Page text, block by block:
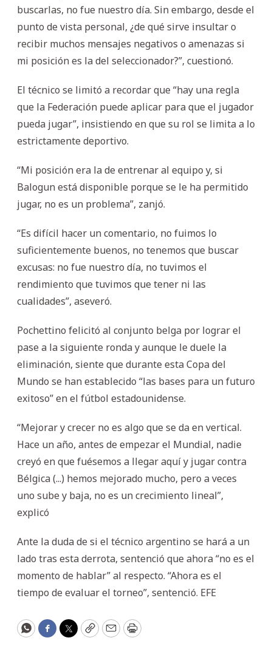
buscarlas, no fue nuestro día. Sin embargo, desde el
punto de vista personal, ¿de qué sirve insultar o
recibir muchos mensajes negativos o amenazas si
mi posición es la del seleccionador?”, cuestionó.
El técnico se limitó a recordar que “hay una regla
que la Federación puede aplicar para que el jugador
pueda jugar”, insistiendo en que su rol se limita a lo
estrictamente deportivo.
“Mi posición era la de entrenar al equipo y, si
Balogun está disponible porque se le ha permitido
jugar, no es un problema”, zanjó.
“Es difícil hacer un comentario, no fuimos lo
suficientemente buenos, no tenemos que buscar
excusas: no fue nuestro día, no tuvimos el
rendimiento que tuvimos que tener ni las
cualidades”, aseveró.
Pochettino felicitó al conjunto belga por lograr el
pase a la siguiente ronda y aunque le duele la
eliminación, siente que durante esta Copa del
Mundo se han establecido “las bases para un futuro
exitoso” en el fútbol estadounidense.
“Mejorar y crecer no es algo que se da en vertical.
Hace un año, antes de empezar el Mundial, nadie
creyó en que fuésemos a llegar aquí y jugar contra
Bélgica (...) hemos mejorado mucho, pero a veces
uno sube y baja, no es un crecimiento lineal”,
explicó
Ante la duda de si el técnico argentino se hará a un
lado tras esta derrota, sentenció que ahora “no es el
momento de hablar” al respecto. “Ahora es el
tiempo de evaluar el torneo”, sentenció. EFE
WhatsApp
Facebook
Twitter
CopyEmailPrint